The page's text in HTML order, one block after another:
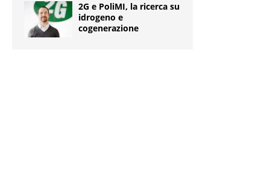
2G e PoliMI, la ricerca su
idrogeno e
cogenerazione